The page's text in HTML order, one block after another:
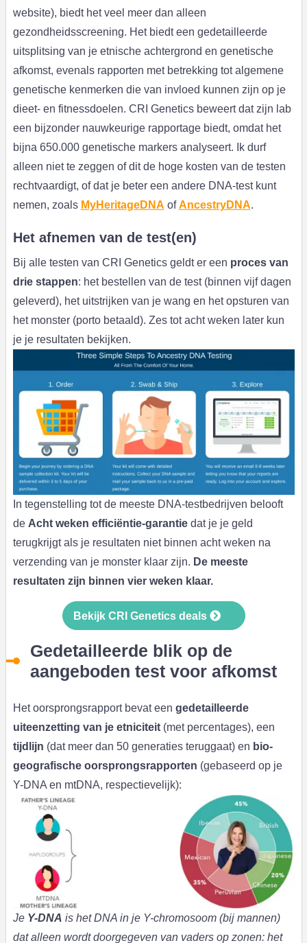
website), biedt het veel meer dan alleen
gezondheidsscreening. Het biedt een gedetailleerde
uitsplitsing van je etnische achtergrond en genetische
afkomst, evenals rapporten met betrekking tot algemene
genetische kenmerken die van invloed kunnen zijn op je
dieet- en fitnessdoelen. CRI Genetics beweert dat zijn lab
een bijzonder nauwkeurige rapportage biedt, omdat het
bijna 650.000 genetische markers analyseert. Ik durf
alleen niet te zeggen of dit de hoge kosten van de testen
rechtvaardigt, of dat je beter een andere DNA-test kunt
nemen, zoals MyHeritageDNA ofAncestryDNA.
Het afnemen van de test(en)
Bij alle testen van CRI Genetics geldt er een proces van
drie stappen: het bestellen van de test (binnen vijf dagen
geleverd), het uitstrijken van je wang en het opsturen van
het monster (porto betaald). Zes tot acht weken later kun
je je resultaten bekijken.
In tegenstelling tot de meeste DNA-testbedrijven belooft
de Acht weken efficiëntie-garantiedat je je geld
terugkrijgt als je resultaten niet binnen acht weken na
verzending van je monster klaar zijn. De meeste
resultaten zijn binnen vier weken klaar.
Bekijk CRI Genetics deals
Gedetailleerde blik op de
aangeboden test voor afkomst
Het oorsprongsrapport bevat een gedetailleerde
uiteenzetting van je etniciteit(met percentages), een
tijdlijn (dat meer dan 50 generaties teruggaat) en bio-
geografische oorsprongsrapporten (gebaseerd op je
Y-DNA en mtDNA, respectievelijk):
Je Y-DNA is het DNA in je Y-chromosoom (bij mannen)
dat alleen wordt doorgegeven van vaders op zonen: het